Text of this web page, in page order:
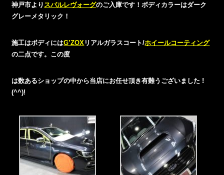
神戸市より スバルレヴォーグのご入庫です！ボディカラーはダーク
グレーメタリック！
施工はボディにはG’ZOX リアルガラスコート/ホイールコーティング
の二点です。この度
は数あるショップの中から当店にお任せ頂き有難うございました !
(^^)!